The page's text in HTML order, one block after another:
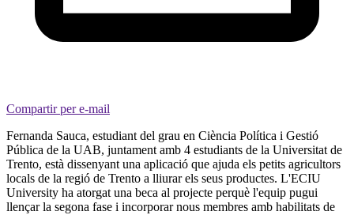
Compartir per e-mail
Fernanda Sauca, estudiant del grau en Ciència Política i Gestió
Pública de la UAB, juntament amb 4 estudiants de la Universitat de
Trento, està dissenyant una aplicació que ajuda els petits agricultors
locals de la regió de Trento a lliurar els seus productes. L'ECIU
University ha atorgat una beca al projecte perquè l'equip pugui
llençar la segona fase i incorporar nous membres amb habilitats de